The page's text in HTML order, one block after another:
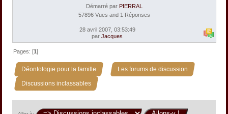
Démarré par PIERRAL
57896 Vues and 1 Réponses
28 avril 2007, 03:53:49
par Jacques
Pages: [1]
Déontologie pour la famille » Les forums de discussion »
Discussions inclassables